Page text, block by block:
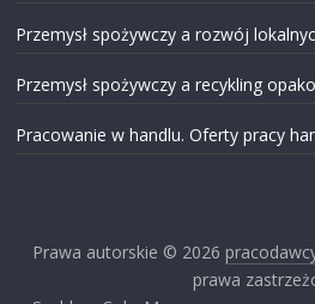
Przemysł spożywczy a rozwój
Przemysł spożywczy a recykling
Pracowanie w handlu. Oferty pracy
Prawa autorskie © 2026
prawa